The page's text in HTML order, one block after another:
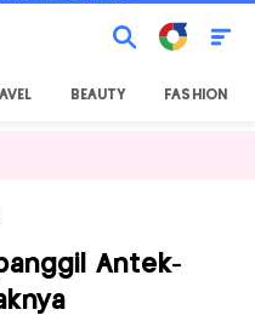
BEAUTY FASHION
Antek-